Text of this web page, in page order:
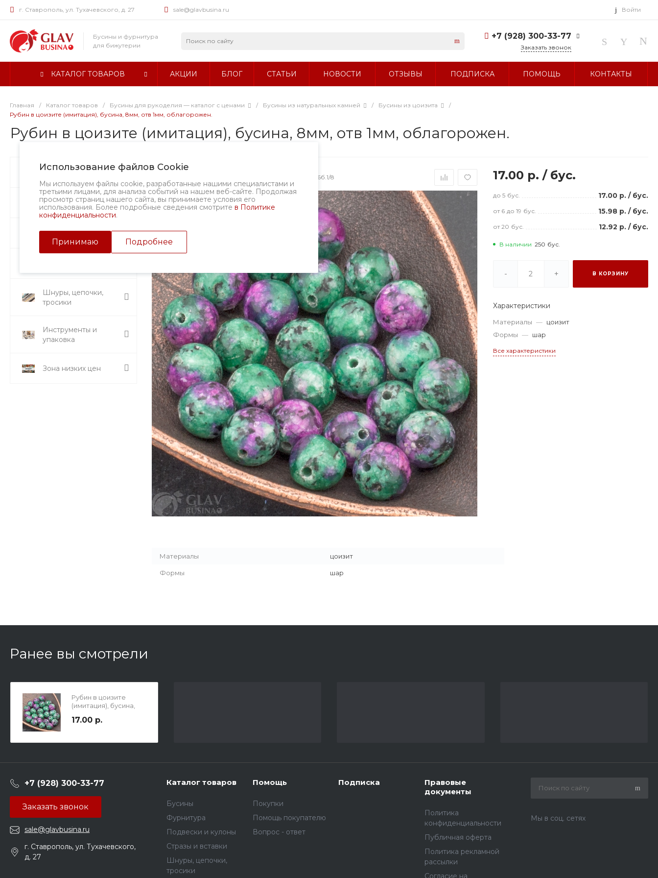
г. Ставрополь, ул. Тухачевского, д. 27 sale@glavbusina.ru Войти
Бусины и фурнитура
для бижутерии
+7 (928) 300-33-77
г. Ставрополь, ул.
Заказать звонок
КАТАЛОГ ТОВАРОВ АКЦИИ БЛОГ СТАТЬИ НОВОСТИ ОТЗЫВЫ ПОДПИСКА ПОМОЩЬ КОНТАКТЫ
Главная / Каталог товаров / Бусины для рукоделия — каталог с ценами / Бусины из натуральных камней / Бусины из цоизита
/
Рубин в цоизите (имитация), бусина, 8мм, отв 1мм, облагорожен.
Рубин в цоизите (имитация), бусина, 8мм, отв 1мм, облагорожен.
Использование файлов Cookie
Мы используем файлы cookie, разработанные нашими специалистами и
третьими лицами, для анализа событий на нашем веб-сайте. Продолжая
просмотр страниц нашего сайта, вы принимаете условия его
использования. Более подробные сведения смотрите в Политике
конфиденциальности.
Принимаю Подробнее
Бусины
Фурнитура
Подвески и кулоны
Шнуры, цепочки,
тросики
Инструменты и
упаковка
Зона низких цен
2926б.1/8 17.00 р./ бус.
до 5 бус. 17.00 р. / бус.
от 6 до 19 бус. 15.98 р. / бус.
от 20 бус. 12.92 р. / бус.
В наличии 250 бус.
- + В КОРЗИНУ
Характеристики
Материалы — цоизит
Формы — шар
Все характеристики
Материалы цоизит
Формы шар
Ранее вы смотрели
Рубин в цоизите
(имитация), бусина,
облагорожен.
17.00 р.
+7 (928) 300-33-77
Заказать звонок
sale@glavbusina.ru
г. Ставрополь, ул. Тухачевского,
д. 27
Каталог товаров
Бусины
Фурнитура
Подвески и кулоны
Стразы и вставки
Шнуры, цепочки,
тросики
Помощь
Покупки
Помощь покупателю
Вопрос - ответ
Подписка
Правовые
документы
Политика
конфиденциальности
Публичная оферта
Политика рекламной
рассылки
Согласие на
Мы в соц. сетях